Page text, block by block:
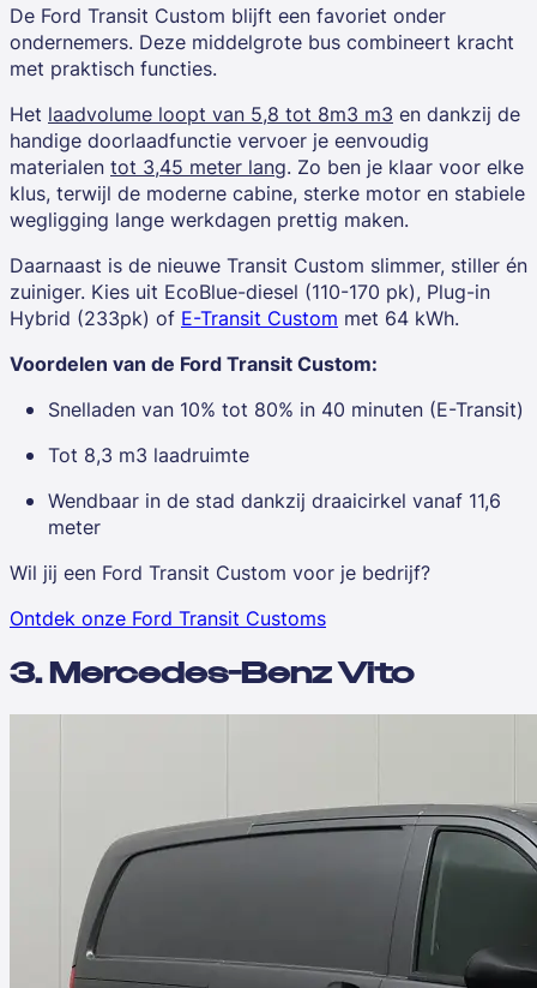
De Ford Transit Custom blijft een favoriet onder
ondernemers. Deze middelgrote bus combineert kracht
met praktisch functies.
Het laadvolume loopt van 5,8 tot 8m3 m3 en dankzij de
handige doorlaadfunctie vervoer je eenvoudig
materialen tot 3,45 meter lang. Zo ben je klaar voor elke
klus, terwijl de moderne cabine, sterke motor en stabiele
wegligging lange werkdagen prettig maken.
Daarnaast is de nieuwe Transit Custom slimmer, stiller én
zuiniger. Kies uit EcoBlue-diesel (110-170 pk), Plug-in
Hybrid (233pk) of E-Transit Custom met 64 kWh.
Voordelen van de Ford Transit Custom:
Snelladen van 10% tot 80% in 40 minuten (E-Transit)
Tot 8,3 m3 laadruimte
Wendbaar in de stad dankzij draaicirkel vanaf 11,6
meter
Wil jij een Ford Transit Custom voor je bedrijf?
Ontdek onze Ford Transit Customs
3. Mercedes-Benz Vito